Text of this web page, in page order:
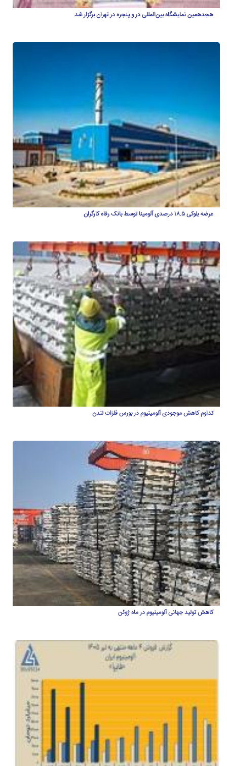
هجدهمین نمایشگاه بین‌المللی در و پنجره در تهران برگزار شد
عرضه بلوکی ۱۸.۵ درصدی آلومینا توسط بانک رفاه کارگران
تداوم کاهش موجودی آلومینیوم در بورس فلزات لندن
کاهش تولید جهانی آلومینیوم در ماه ژوئن